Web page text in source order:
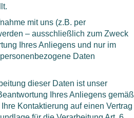
mit uns (z.B. per
– ausschließlich zum Zweck
Ihres Anliegens und nur im
Daten
dieser Daten ist unser
Ihres Anliegens gemäß
Kontaktierung auf einen Vertrag